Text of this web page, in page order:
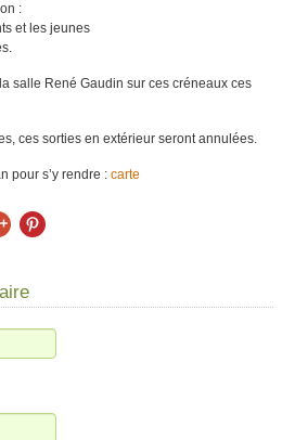
:
et les jeunes
la salle René Gaudin sur ces créneaux ces
ces sorties en extérieur seront annulées.
pour s’y rendre : carte